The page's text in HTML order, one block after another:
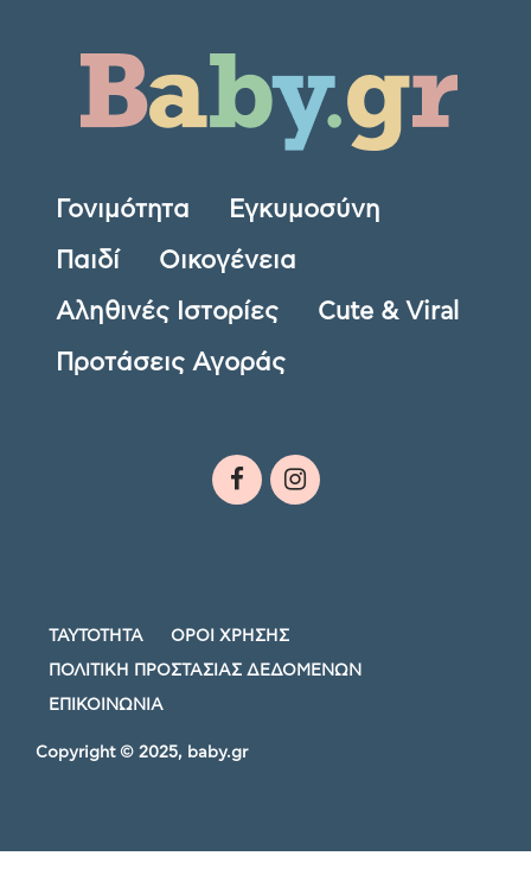
Γονιμότητα Εγκυμοσύνη
Παιδί Οικογένεια
Αληθινές Ιστορίες Cute & Viral
Προτάσεις Αγοράς
ΤΑΥΤΟΤΗΤΑ ΟΡΟΙ ΧΡΗΣΗΣ
ΠΟΛΙΤΙΚΗ ΠΡΟΣΤΑΣΙΑΣ ΔΕΔΟΜΕΝΩΝ
ΕΠΙΚΟΙΝΩΝΙΑ
Copyright © 2025, baby.gr